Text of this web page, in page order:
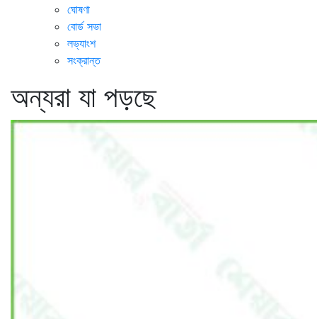
ঘোষণা
বোর্ড সভা
লভ্যাংশ
সংক্রান্ত
অন্যরা যা পড়ছে